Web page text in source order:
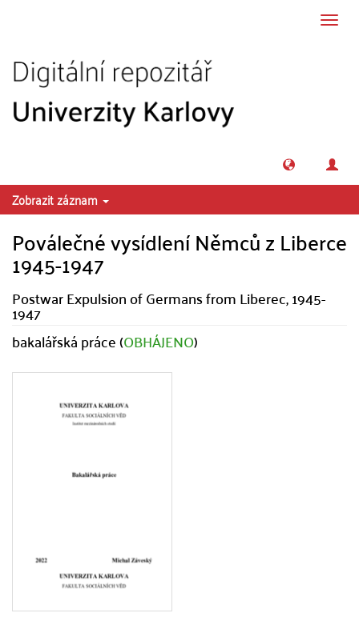
Zobrazit záznam
Poválečné vysídlení Němců z Liberce
1945-1947
Postwar Expulsion of Germans from Liberec, 1945-
1947
bakalářská práce (OBHÁJENO)